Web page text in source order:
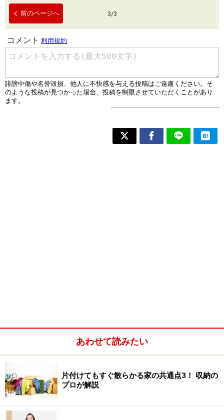
前のページへ 3/3
あわせて読みたい
片付けてもすぐ散らかる家の共通点3！ 収納の
プロが解説